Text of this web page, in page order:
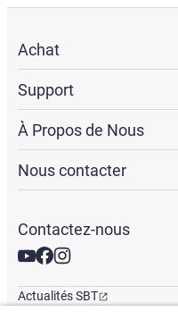
Achat
Support
À Propos de Nous
Nous contacter
Contactez-nous
Actualités SBT